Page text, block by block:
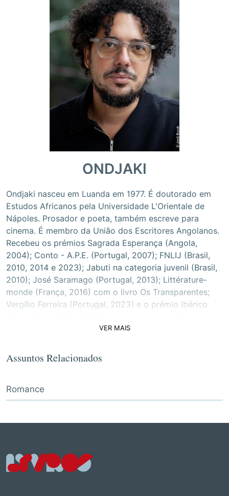
ONDJAKI
Ondjaki nasceu em Luanda em 1977. É doutorado em
Estudos Africanos pela Universidade L'Orientale de
Nápoles. Prosador e poeta, também escreve para
cinema. É membro da União dos Escritores Angolanos.
Recebeu os prémios Sagrada Esperança (Angola,
2004); Conto - A.P.E. (Portugal, 2007); FNLIJ (Brasil,
2010, 2014 e 2023); Jabuti na categoria juvenil (Brasil,
2010); José Saramago (Portugal, 2013); Littérature-
monde (França, 2016) com o livro Os Transparentes;
Vergílio Ferreira (Portugal, 2023) e o prémio ibérico
oficinas de escrita criativa. Fotografia: © Jordi Burch
VER MAIS
Assuntos Relacionados
Romance